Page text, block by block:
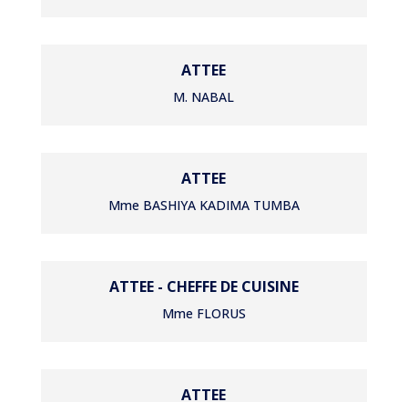
ATTEE
M. NABAL
ATTEE
Mme BASHIYA KADIMA TUMBA
ATTEE - CHEFFE DE CUISINE
Mme FLORUS
ATTEE